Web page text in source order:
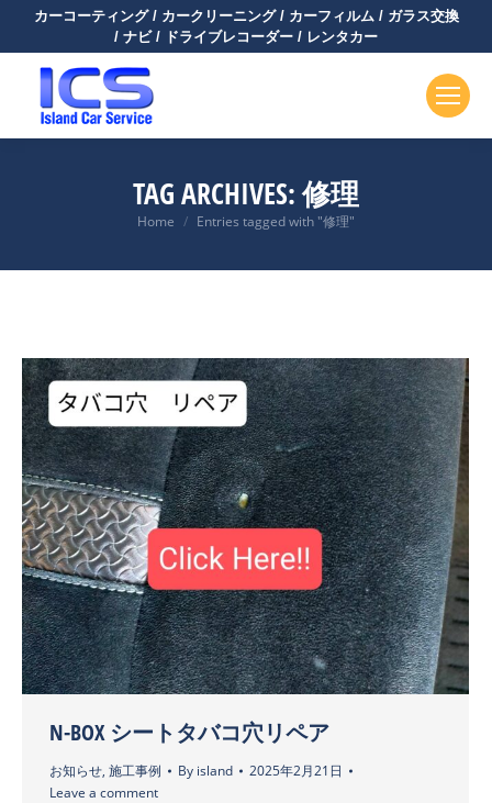
カーコーティング / カークリーニング / カーフィルム / ガラス交換
/ ナビ / ドライブレコーダー / レンタカー
TAG ARCHIVES:修理
You are here:
Home Entries tagged with "修理"
N-BOX シートタバコ穴リペア
お知らせ, 施工事例 By island
2025年2月21日
Leave a comment